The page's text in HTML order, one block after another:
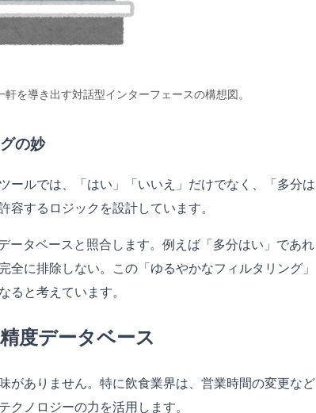
を導き出す対話型インターフェースの構想図。
の妙
ールでは、「はい」「いいえ」だけでなく、「多分は
するロジックを設計しています。
ータベースと照合します。例えば「多分はい」であれ
に排除しない。この「ゆるやかなフィルタリング」
ると考えています。
度データベース
がありません。特に飲食業界は、営業時間の変更など
ノロジーの力を活用します。